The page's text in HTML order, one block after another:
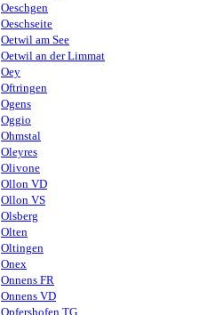
Oeschgen
Oeschseite
Oetwil am See
Oetwil an der Limmat
Oey
Oftringen
Ogens
Oggio
Ohmstal
Oleyres
Olivone
Ollon VD
Ollon VS
Olsberg
Olten
Oltingen
Onex
Onnens FR
Onnens VD
Opfershofen TG